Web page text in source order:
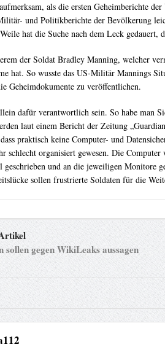
als die ersten Geheimberichte
und Politikberichte der Bevölkerung
hat die Suche nach dem Leck gedauert,
der Soldat Bradley Manning, welcher
hat. So wusste das US-Militär Mannings
Geheimdokumente zu veröffentlichen.
dafür verantwortlich sein. So habe man
laut einem Bericht der Zeitung
praktisch keine Computer- und
schlecht organisiert gewesen. Die
geschrieben und an die jeweiligen Monitore
sollen frustrierte Soldaten für die
sollen gegen WikiLeaks aussagen